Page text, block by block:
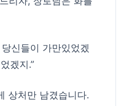
신들이 가만있었겠
겠지.”
상처만 남겼습니다.